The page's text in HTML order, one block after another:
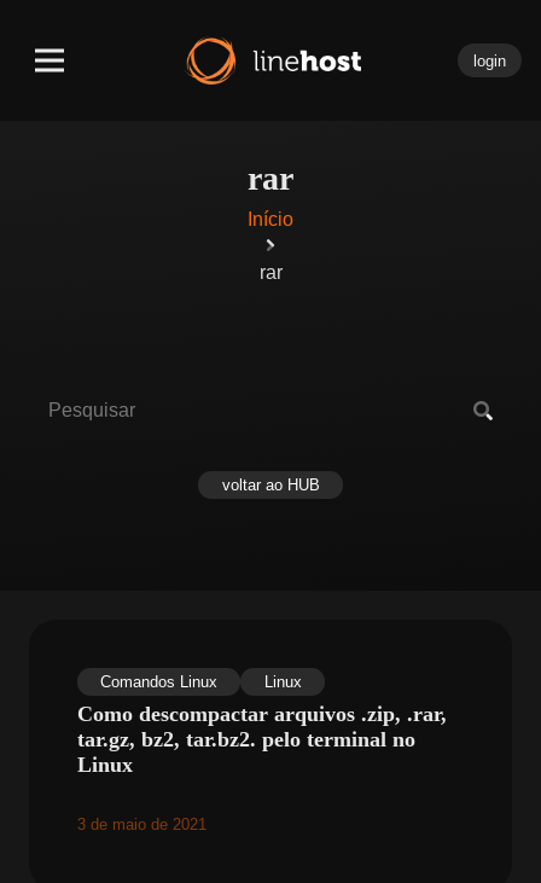
login
rar
Início
rar
voltar ao HUB
Comandos Linux Linux
Como descompactar arquivos .zip, .rar,
tar.gz, bz2, tar.bz2. pelo terminal no
Linux
3 de maio de 2021